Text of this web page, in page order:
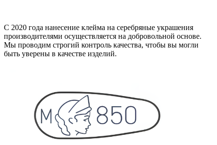
С 2020 года нанесение клейма на серебряные украшения
производителями осуществляется на добровольной основе.
Мы проводим строгий контроль качества, чтобы вы могли
быть уверены в качестве изделий.